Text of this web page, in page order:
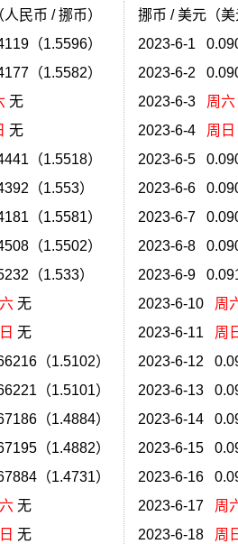
民币 / 挪币）
（1.5596）
（1.5582）
无
无
（1.5518）
（1.553）
（1.5581）
（1.5502）
（1.533）
无
无
（1.5102）
（1.5101）
（1.4884）
（1.4882）
（1.4731）
无
无
挪币 / 美元（美
2023-6-1
2023-6-2
2023-6-3 周六
2023-6-4 周日
2023-6-5
2023-6-6
2023-6-7
2023-6-8
2023-6-9
2023-6-10 周
2023-6-11 周
2023-6-12
2023-6-13
2023-6-14
2023-6-15
2023-6-16
2023-6-17 周
2023-6-18 周